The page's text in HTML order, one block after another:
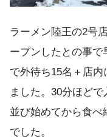
ラーメン陸王の2号
ープンしたとの事で
で外待ち15名＋店
ました。30分ほど
並び始めてから食べ
でした。